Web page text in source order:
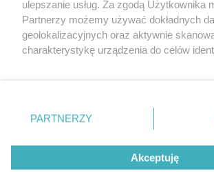
Twojemiasto
Piekary Śląskie
Chorzów
Tarnowskie Góry
Gliwice
Skontaktuj
Kontakt
Redakcja
Newsletter
ulepszanie usług. Za zgodą Użytkownika
Partnerzy możemy używać dokładnych
geolokalizacyjnych oraz aktywnie
charakterystykę urządzenia do celów
zmienić/wycofać klikając przycisk
znajdujący się w lewym dolnym rogu
rodzaje przetwarzania danych nie
użytkownika, ale masz prawo sprzeciwić
PARTNERZY
Akceptuję